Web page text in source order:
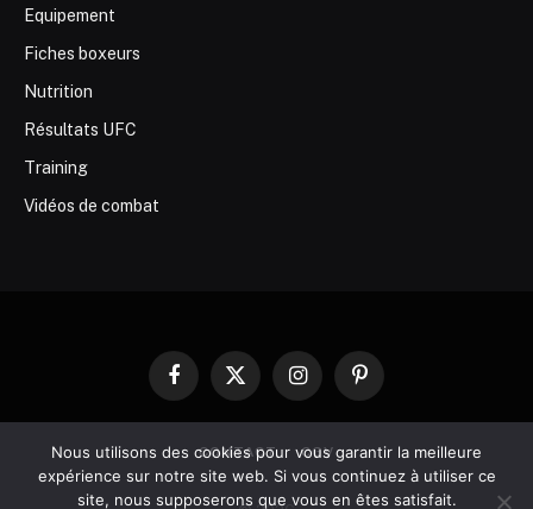
Equipement
Fiches boxeurs
Nutrition
Résultats UFC
Training
Vidéos de combat
Facebook
X
InstagramPinterest
CONTACT CGV
Nous utilisons des cookies pour vous garantir la meilleure
expérience sur notre site web. Si vous continuez à utiliser ce
site, nous supposerons que vous en êtes satisfait.